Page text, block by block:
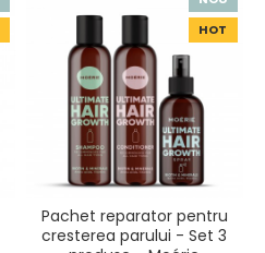
HOT
Pachet reparator pentru
cresterea parului - Set 3